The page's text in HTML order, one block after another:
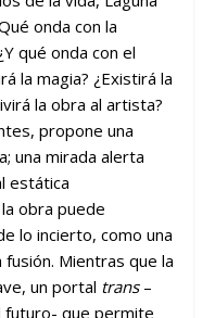
onda con la
qué onda con el
la magia? ¿Existirá la
la obra al artista?
propone una
una mirada alerta
estática
obra puede
lo incierto, como una
Mientras que la
un portal trans –
futuro- que permite